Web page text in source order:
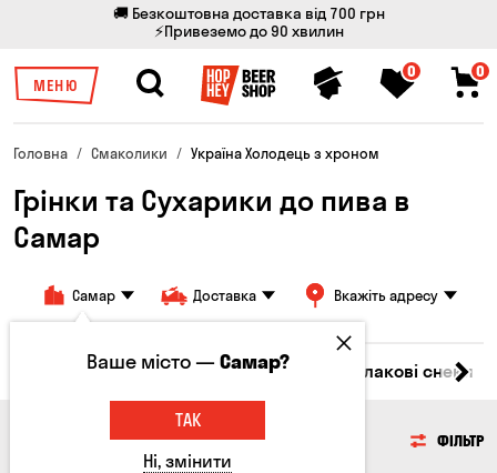
🚚 Безкоштовна доставка від 700 грн
⚡Привеземо до 90 хвилин
МЕНЮ
0 0
Головна Смаколики Україна Холодець з хроном
Грінки та Сухарики до пива в
Самар
Самар Доставка Вкажіть адресу
Чипси Грінки та Сухарики Злакові снеки
ГРІНКИ ТА СУХАРИКИ ФІЛЬТР
Ваше місто —Самар?
ТАК
Ні, змінити